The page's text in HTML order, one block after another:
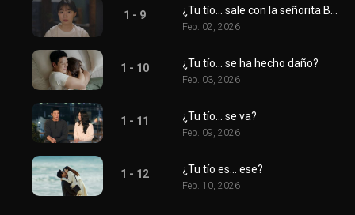
1 - 9
Feb. 02, 2026
1 - 10 ¿Tu tío... se ha hecho daño?
Feb. 03, 2026
1 - 11 ¿Tu tío... se va?
Feb. 09, 2026
1 - 12 ¿Tu tío es... ese?
Feb. 10, 2026